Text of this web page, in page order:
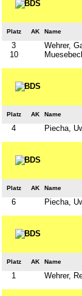
Platz AK Name
3
Wehrer,
10
Platz AK Name
4 Piecha,
Platz AK Name
6 Piecha,
Platz AK Name
1 Wehrer,